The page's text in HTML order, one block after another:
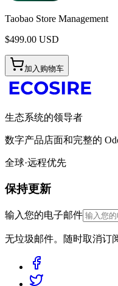
Taobao Store Management
$499.00 USD
加入购物车
生态系统的领导者
数字产品店面和完整的
全球·远程优先
保持更新
输入您的电子邮件
无垃圾邮件。随时取消订